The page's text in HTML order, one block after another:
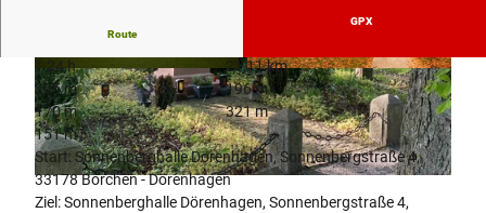
© CC-BY-SA
© tomfinke.de |CC-BY-SA © Tom Finke |CC-BY-SA
Route
GPX
1:24 h
21,11 km
205 m
196 m
170 m
321 m
151 m
Start: Sonnenberghalle Dörenhagen, Sonnenbergstraße 4,
33178 Borchen - Dörenhagen
Ziel: Sonnenberghalle Dörenhagen, Sonnenbergstraße 4,